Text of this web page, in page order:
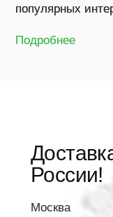
популярных
Подробнее
России!
Москва